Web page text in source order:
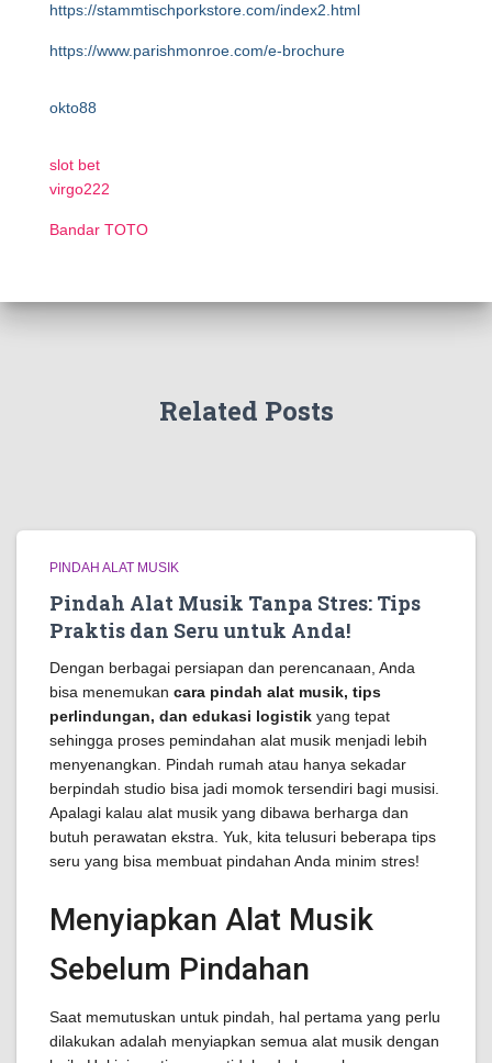
https://stammtischporkstore.com/index2.html
https://www.parishmonroe.com/e-brochure
okto88
slot bet
virgo222
Bandar TOTO
Related Posts
PINDAH ALAT MUSIK
Pindah Alat Musik Tanpa Stres: Tips
Praktis dan Seru untuk Anda!
Dengan berbagai persiapan dan perencanaan, Anda
bisa menemukan cara pindah alat musik, tips
perlindungan, dan edukasi logistik yang tepat
sehingga proses pemindahan alat musik menjadi lebih
menyenangkan. Pindah rumah atau hanya sekadar
berpindah studio bisa jadi momok tersendiri bagi musisi.
Apalagi kalau alat musik yang dibawa berharga dan
butuh perawatan ekstra. Yuk, kita telusuri beberapa tips
seru yang bisa membuat pindahan Anda minim stres!
Menyiapkan Alat Musik
Sebelum Pindahan
Saat memutuskan untuk pindah, hal pertama yang perlu
dilakukan adalah menyiapkan semua alat musik dengan